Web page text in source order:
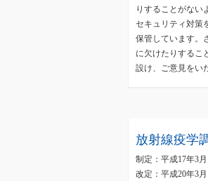
りすることがない
セキュリティ対策
保管しています。
に欠けたりするこ
設け、ご意見をい
放射線疫学
制定：平成17年3月
改定：平成20年3月